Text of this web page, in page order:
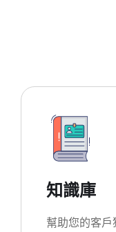
知識庫
幫助您的客